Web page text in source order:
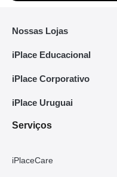
Nossas Lojas
iPlace Educacional
iPlace Corporativo
iPlace Uruguai
Serviços
iPlaceCare